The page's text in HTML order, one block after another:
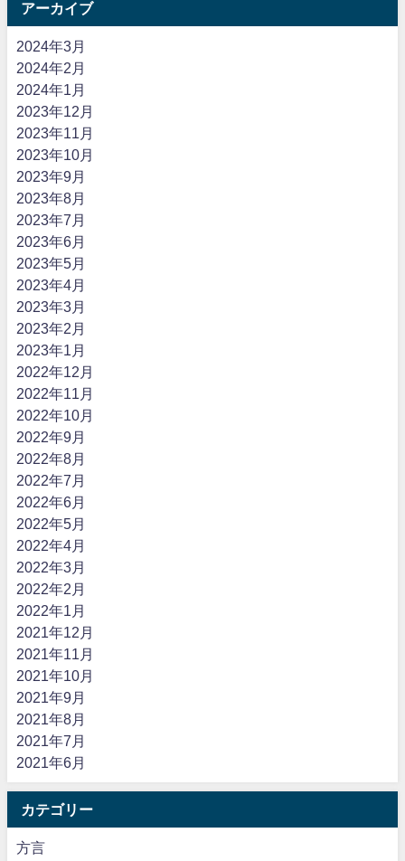
アーカイブ
2024年3月
2024年2月
2024年1月
2023年12月
2023年11月
2023年10月
2023年9月
2023年8月
2023年7月
2023年6月
2023年5月
2023年4月
2023年3月
2023年2月
2023年1月
2022年12月
2022年11月
2022年10月
2022年9月
2022年8月
2022年7月
2022年6月
2022年5月
2022年4月
2022年3月
2022年2月
2022年1月
2021年12月
2021年11月
2021年10月
2021年9月
2021年8月
2021年7月
2021年6月
カテゴリー
方言